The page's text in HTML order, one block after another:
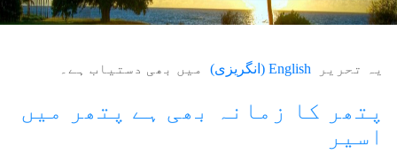
یہ تحریر English
( انگریزی) میں بھی دستیاب ہے۔
پتھر کا زمانہ بھی ہے پتھر میں
اسیر